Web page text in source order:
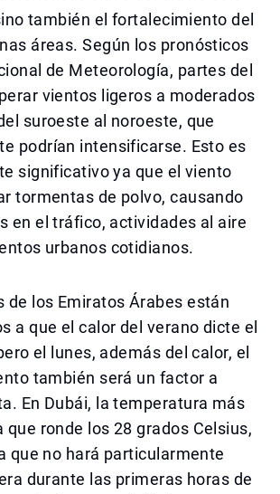
también el fortalecimiento del
áreas. Según los pronósticos
de Meteorología, partes del
vientos ligeros a moderados
suroeste al noroeste, que
podrían intensificarse. Esto es
significativo ya que el viento
tormentas de polvo, causando
en el tráfico, actividades al aire
urbanos cotidianos.
de los Emiratos Árabes están
a que el calor del verano dicte el
el lunes, además del calor, el
también será un factor a
En Dubái, la temperatura más
que ronde los 28 grados Celsius,
que no hará particularmente
durante las primeras horas de